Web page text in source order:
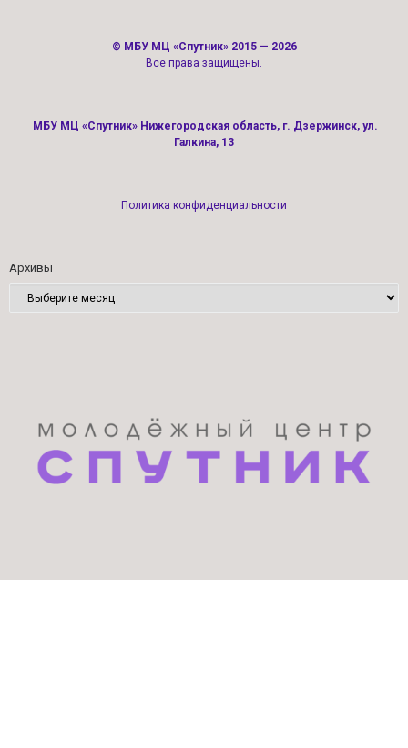
© МБУ МЦ «Спутник» 2015 — 2026
Все права защищены.
МБУ МЦ «Спутник» Нижегородская область, г. Дзержинск, ул.
Галкина, 13
Политика конфиденциальности
Архивы